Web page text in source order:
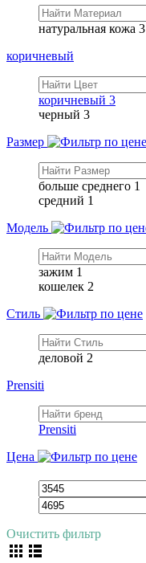
натуральная кожа 3
коричневый
коричневый 3
черный 3
Размер
больше среднего 1
средний 1
Модель
зажим 1
кошелек 2
Стиль
деловой 2
Prensiti
Prensiti
Цена
Очистить фильтр